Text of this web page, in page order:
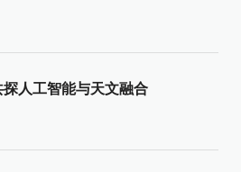
人工智能与天文融合